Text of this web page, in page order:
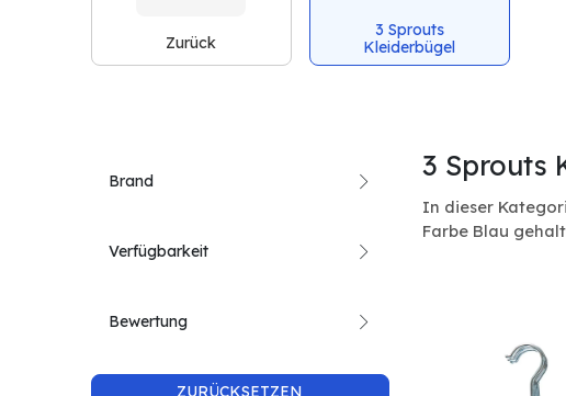
Zurück
3 Sprouts
Kleiderbügel
Brand
Verfügbarkeit
Bewertung
ZURÜCKSETZEN
3 Sprouts
In dieser
Farbe Blau